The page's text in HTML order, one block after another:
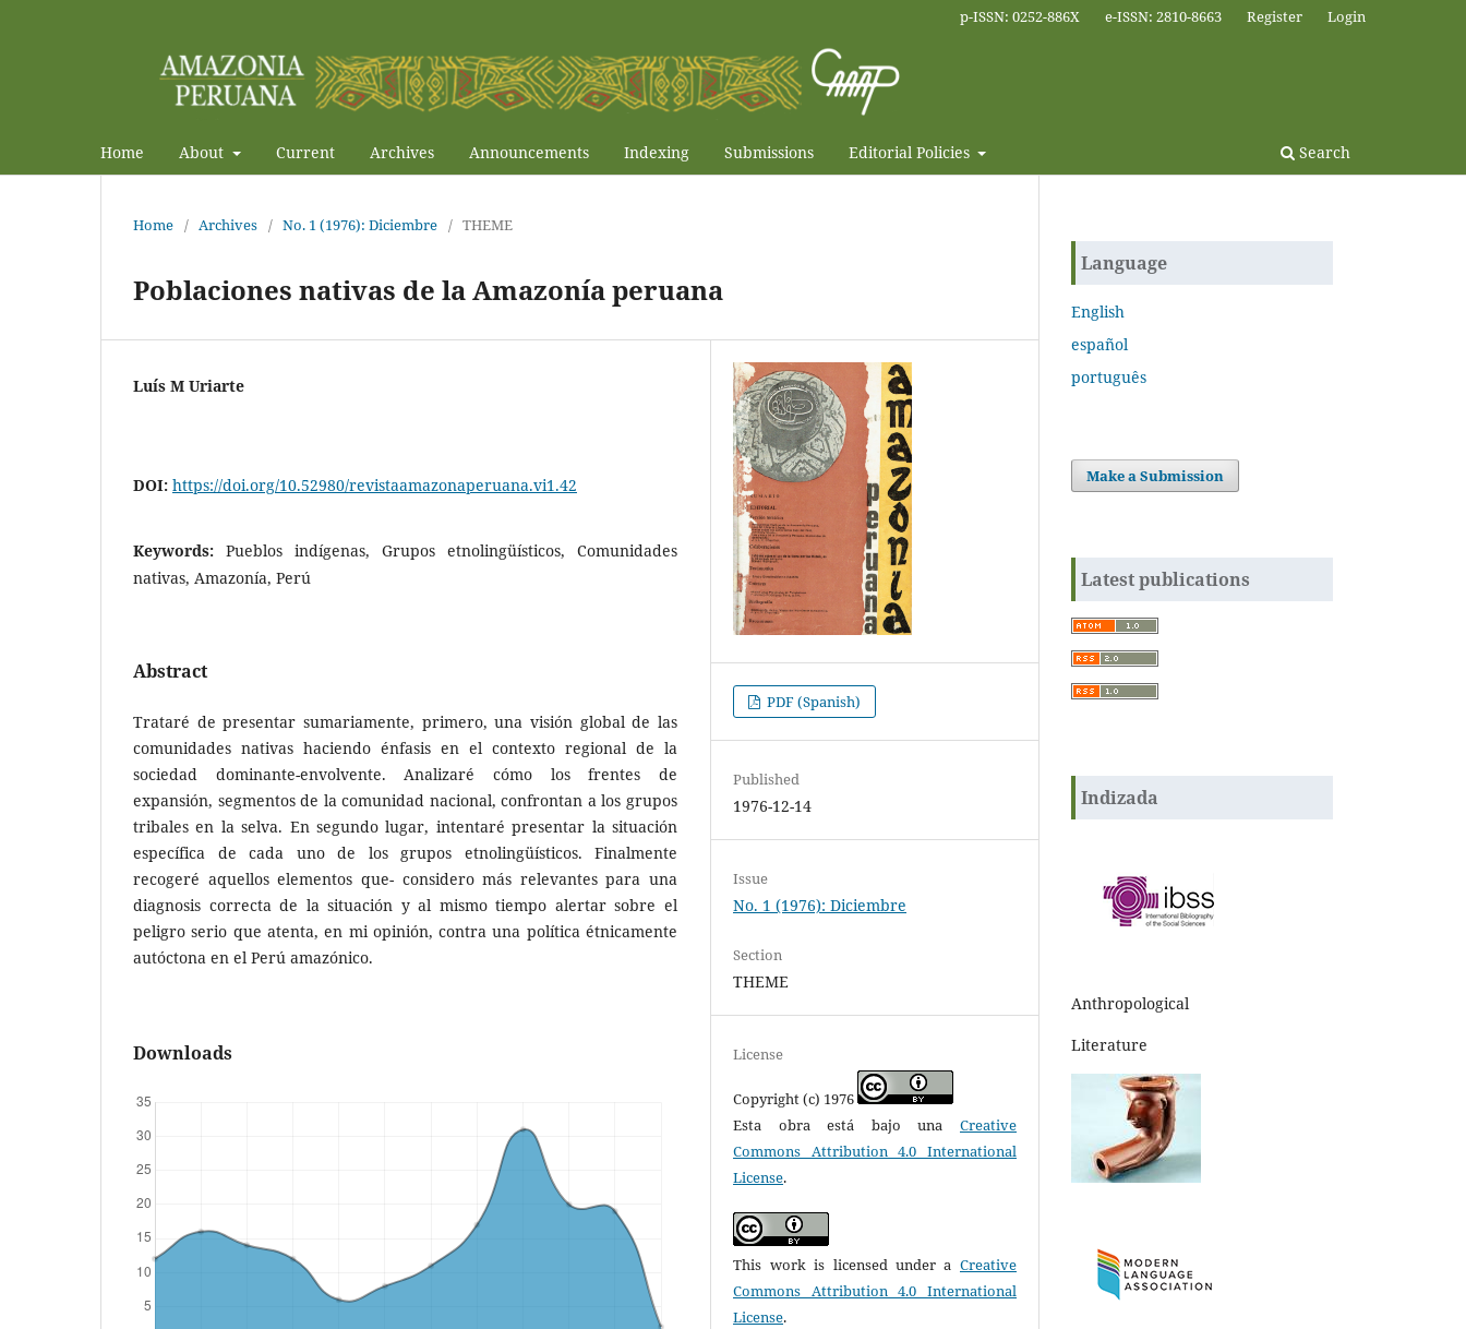
Home About Current Archives Announcements Indexing Submissions Editorial Policies Search
p-ISSN: 0252-886X e-ISSN: 2810-8663 Register Login
Home / Archives / No. 1 (1976): Diciembre / THEME
Poblaciones nativas de la Amazonía peruana
Luís M Uriarte
DOI: https://doi.org/10.52980/revistaamazonaperuana.vi1.42
Keywords: Pueblos indígenas, Grupos etnolingüísticos, Comunidades
nativas, Amazonía, Perú
Abstract
Trataré de presentar sumariamente, primero, una visión global de las
comunidades nativas haciendo énfasis en el contexto regional de la
sociedad dominante-envolvente. Analizaré cómo los frentes de
expansión, segmentos de la comunidad nacional, confrontan a los grupos
tribales en la selva. En segundo lugar, intentaré presentar la situación
específica de cada uno de los grupos etnolingüísticos. Finalmente
recogeré aquellos elementos que- considero más relevantes para una
diagnosis correcta de la si­tuación y al mismo tiempo alertar sobre el
peligro serio que atenta, en mi opinión, con­tra una política étnicamente
autóctona en el Perú amazónico.
Downloads
PDF (Spanish)
Published
1976-12-14
Issue
No. 1 (1976): Diciembre
Section
THEME
License
Copyright (c) 1976
Esta obra está bajo una Creative
Commons Attribution 4.0 International
License.
This work is licensed under a Creative
Commons Attribution 4.0 International
License.
Language
English
español
português
Make a Submission
Latest publications
Indizada
Anthropological
Literature